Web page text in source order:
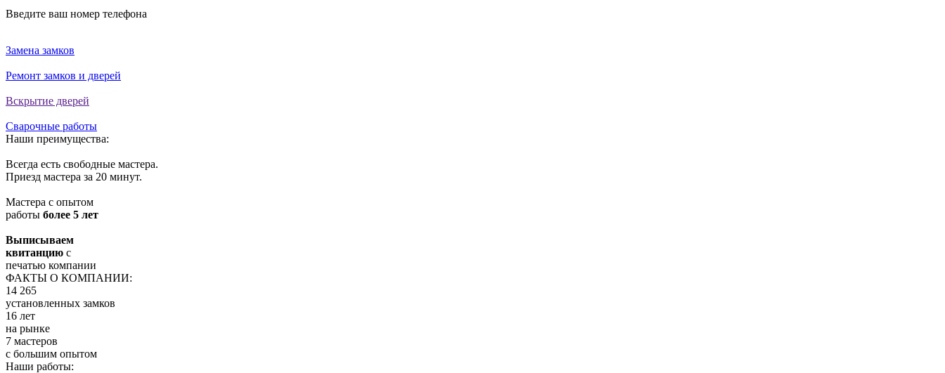
Введите ваш номер телефона
Замена замков
Ремонт замков и дверей
Вскрытие дверей
Сварочные работы
Наши преимущества:
Всегда есть свободные мастера.
Приезд мастера за 20 минут.
Мастера с опытом
работы более 5 лет
Выписываем
квитанцию с
печатью компании
ФАКТЫ О КОМПАНИИ:
14 265
установленных замков
16 лет
на рынке
7 мастеров
с большим опытом
Наши работы: